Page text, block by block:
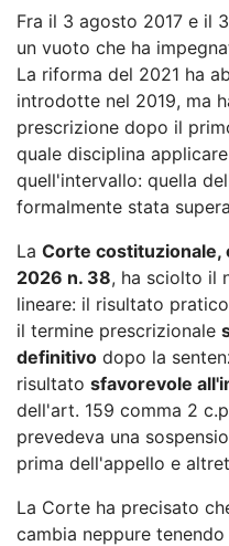
Fra il 3 agosto 2017 e il
un vuoto che ha
La riforma del 2021 ha
introdotte nel 2019, ma
prescrizione dopo il
quale disciplina
quell'intervallo: quella
formalmente stata
La Corte costituzionale,
2026 n. 38, ha sciolto il
lineare: il risultato
il termine prescrizionale
definitivo dopo la
risultato sfavorevole
dell'art. 159 comma 2
prevedeva una
prima dell'appello e
La Corte ha precisato
cambia neppure